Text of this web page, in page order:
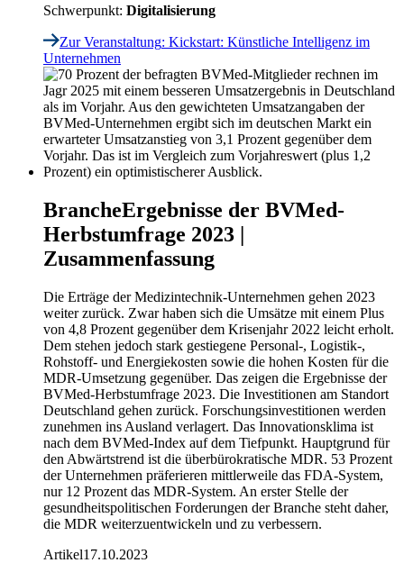
Schwerpunkt: Digitalisierung
Zur Veranstaltung: Kickstart: Künstliche Intelligenz im
Unternehmen
BrancheErgebnisse der BVMed-
Herbstumfrage 2023 |
Zusammenfassung
Die Erträge der Medizintechnik-Unternehmen gehen 2023
weiter zurück. Zwar haben sich die Umsätze mit einem Plus
von 4,8 Prozent gegenüber dem Krisenjahr 2022 leicht erholt.
Dem stehen jedoch stark gestiegene Personal-, Logistik-,
Rohstoff- und Energiekosten sowie die hohen Kosten für die
MDR-Umsetzung gegenüber. Das zeigen die Ergebnisse der
BVMed-Herbstumfrage 2023. Die Investitionen am Standort
Deutschland gehen zurück. Forschungsinvestitionen werden
zunehmen ins Ausland verlagert. Das Innovationsklima ist
nach dem BVMed-Index auf dem Tiefpunkt. Hauptgrund für
den Abwärtstrend ist die überbürokratische MDR. 53 Prozent
der Unternehmen präferieren mittlerweile das FDA-System,
nur 12 Prozent das MDR-System. An erster Stelle der
gesundheitspolitischen Forderungen der Branche steht daher,
die MDR weiterzuentwickeln und zu verbessern.
Artikel17.10.2023